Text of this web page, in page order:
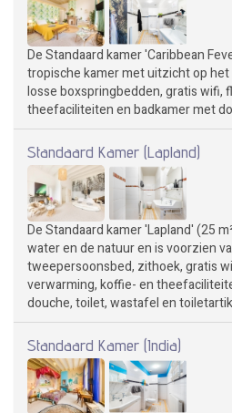
De Standaard kamer 'Caribbean
tropische kamer met uitzicht op
losse boxspringbedden, gratis wifi,
theefaciliteiten en badkamer met
Standaard Kamer (Lapland)
De Standaard kamer 'Lapland' (25
water en de natuur en is voorzien
tweepersoonsbed, zithoek, gratis
verwarming, koffie- en
douche, toilet, wastafel en
Standaard Kamer (India)